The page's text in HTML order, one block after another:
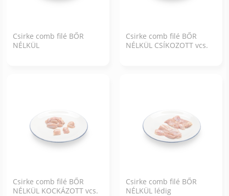
Csirke comb filé BŐR
NÉLKÜL
Csirke comb filé BŐR
NÉLKÜL CSÍKOZOTT vcs.
Csirke comb filé BŐR
NÉLKÜL KOCKÁZOTT vcs.
Csirke comb filé BŐR
NÉLKÜL lédig